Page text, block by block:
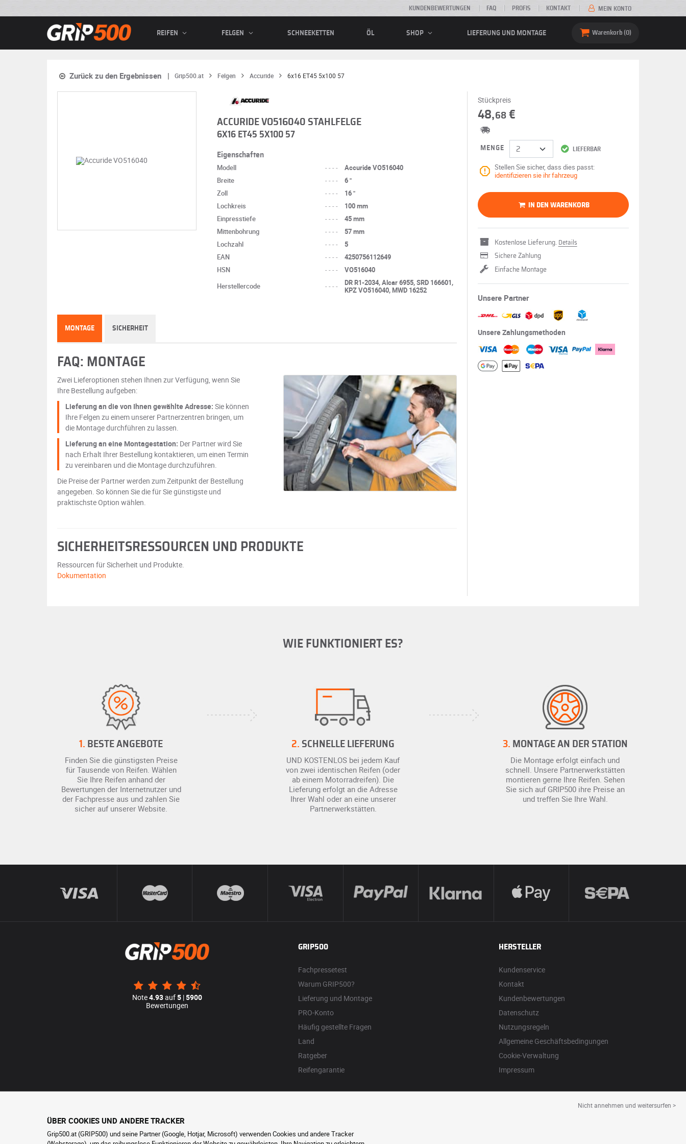
KUNDENBEWERTUNGEN FAQ PROFIS KONTAKT MEIN KONTO
REIFEN FELGEN SCHNEEKETTEN ÖL SHOP LIEFERUNG UND MONTAGE Warenkorb 0
Zurück zu den Ergebnissen Grip500.at Felgen Accuride 6x16 ET45 5x100 57
ACCURIDE VO516040 STAHLFELGE
6X16 ET45 5X100 57
Eigenschaften
Modell ----
Accuride VO516040
Breite
----
6 "
Zoll
----
16 "
Lochkreis
----
100 mm
Einpresstiefe
----
45 mm
Mittenbohrung
----
57 mm
Lochzahl
----
5
EAN
----
4250756112649
HSN
----
VO516040
Herstellercode
----
DR R1-2034, Alcar 6955, SRD 166601,
KPZ VO516040, MWD 16252
Stückpreis
48,68€
LIEFERBAR
MENGE
Stellen Sie sicher, dass dies passt:
identifizieren sie ihr fahrzeug
IN DEN WARENKORB
Kostenlose Lieferung. Details
Sichere Zahlung
Einfache Montage
Unsere Partner
Unsere Zahlungsmethoden
MONTAGE SICHERHEIT
FAQ: MONTAGE
Zwei Lieferoptionen stehen Ihnen zur Verfügung, wenn Sie
Ihre Bestellung aufgeben:
Lieferung an die von Ihnen gewählte Adresse: Sie können
Ihre Felgen zu einem unserer Partnerzentren bringen, um
die Montage durchführen zu lassen.
Lieferung an eine Montagestation: Der Partner wird Sie
nach Erhalt Ihrer Bestellung kontaktieren, um einen Termin
zu vereinbaren und die Montage durchzuführen.
Die Preise der Partner werden zum Zeitpunkt der Bestellung
angegeben. So können Sie die für Sie günstigste und
praktischste Option wählen.
SICHERHEITSRESSOURCEN UND PRODUKTE
Ressourcen für Sicherheit und Produkte.
Dokumentation
WIE FUNKTIONIERT ES?
1. BESTE ANGEBOTE
Finden Sie die günstigsten Preise
für Tausende von Reifen. Wählen
Sie Ihre Reifen anhand der
Bewertungen der Internetnutzer und
der Fachpresse aus und zahlen Sie
sicher auf unserer Website.
2. SCHNELLE LIEFERUNG
UND KOSTENLOS bei jedem Kauf
von zwei identischen Reifen (oder
ab einem Motorradreifen). Die
Lieferung erfolgt an die Adresse
Ihrer Wahl oder an eine unserer
Partnerwerkstätten.
3. MONTAGE AN DER STATION
Die Montage erfolgt einfach und
schnell. Unsere Partnerwerkstätten
montieren gerne Ihre Reifen. Sehen
Sie sich auf GRIP500 ihre Preise an
und treffen Sie Ihre Wahl.
Note4.93auf5 |5900
Bewertungen
GRIP500
Fachpressetest
Warum GRIP500?
Lieferung und Montage
PRO-Konto
Häufig gestellte Fragen
Land
Ratgeber
Reifengarantie
HERSTELLER
Kundenservice
Kontakt
Kundenbewertungen
Datenschutz
Nutzungsregeln
Allgemeine Geschäftsbedingungen
Cookie-Verwaltung
Impressum
Nicht annehmen und weitersurfen >
ÜBER COOKIES UND ANDERE TRACKER
Grip500.at (GRIP500) und seine Partner (Google, Hotjar, Microsoft) verwenden Cookies und andere Tracker